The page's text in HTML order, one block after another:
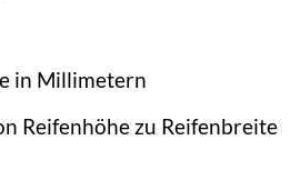
in Millimetern
Reifenhöhe zu Reifenbreite